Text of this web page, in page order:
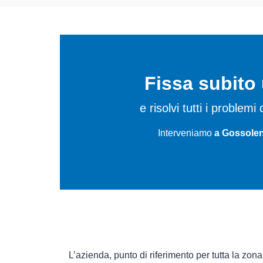
Fissa subito
e risolvi tutti i problemi
Interveniamo a
L’azienda, punto di riferimento per tutta la